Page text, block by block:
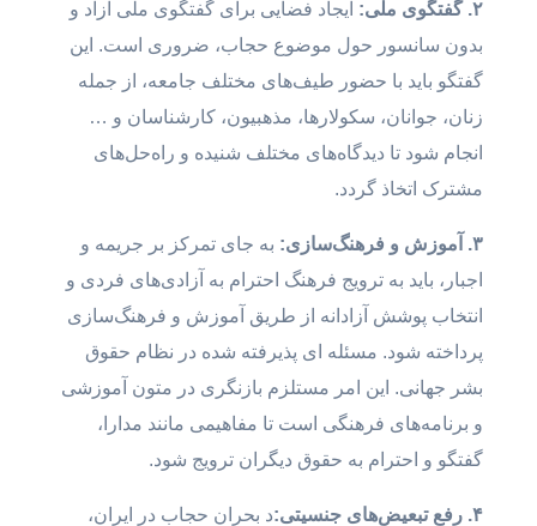
۲. گفتگوی ملی:
ایجاد فضایی برای گفتگوی ملی آزاد و
بدون سانسور حول موضوع حجاب، ضروری است. این
گفتگو باید با حضور طیف‌های مختلف جامعه، از جمله
زنان، جوانان، سکولارها، مذهبیون، کارشناسان و …
انجام شود تا دیدگاه‌های مختلف شنیده و راه‌حل‌های
مشترک اتخاذ گردد.
۳. آموزش و فرهنگ‌سازی:
به جای تمرکز بر جریمه و
اجبار، باید به ترویج فرهنگ احترام به آزادی‌های فردی و
انتخاب پوشش آزادانه از طریق آموزش و فرهنگ‌سازی
پرداخته شود. مسئله ای پذیرفته شده در نظام حقوق
بشر جهانی. این امر مستلزم بازنگری در متون آموزشی
و برنامه‌های فرهنگی است تا مفاهیمی مانند مدارا،
گفتگو و احترام به حقوق دیگران ترویج شود.
۴. رفع تبعیض‌های جنسیتی:
د بحران حجاب در ایران،